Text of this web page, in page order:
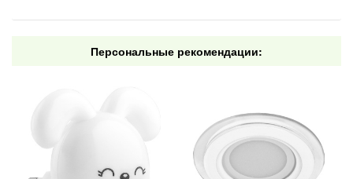
Персональные рекомендации: